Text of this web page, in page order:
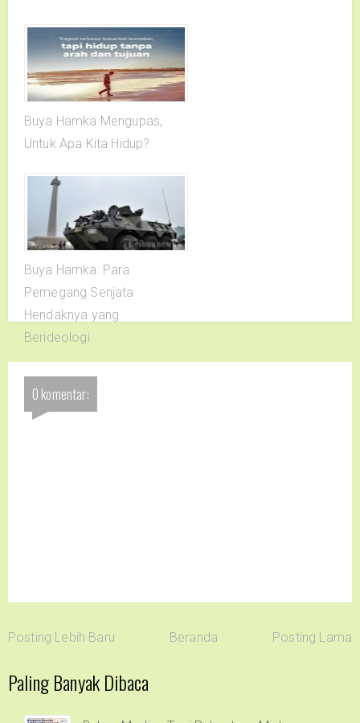
Buya Hamka Mengupas,
Untuk Apa Kita Hidup?
Buya Hamka: Para
Pemegang Senjata
Hendaknya yang
Berideologi
0 komentar:
Posting Lebih Baru Beranda Posting Lama
Paling Banyak Dibaca